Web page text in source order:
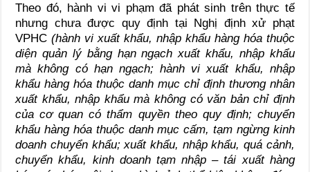
Theo đó, hành vi vi phạm đã phát sinh trên thực tế
nhưng chưa được quy định tại Nghị định xử phạt
VPHC(hành vi xuất khẩu, nhập khẩu hàng hóa thuộc
diện quản lý bằng hạn ngạch xuất khẩu, nhập khẩu
mà không có hạn ngạch; hành vi xuất khẩu, nhập
khẩu hàng hóa thuộc danh mục chỉ định thương nhân
xuất khẩu, nhập khẩu mà không có văn bản chỉ định
của cơ quan có thẩm quyền theo quy định; chuyển
khẩu hàng hóa thuộc danh mục cấm, tạm ngừng kinh
doanh chuyển khẩu; xuất khẩu, nhập khẩu, quá cảnh,
chuyển khẩu, kinh doanh tạm nhập – tái xuất hàng